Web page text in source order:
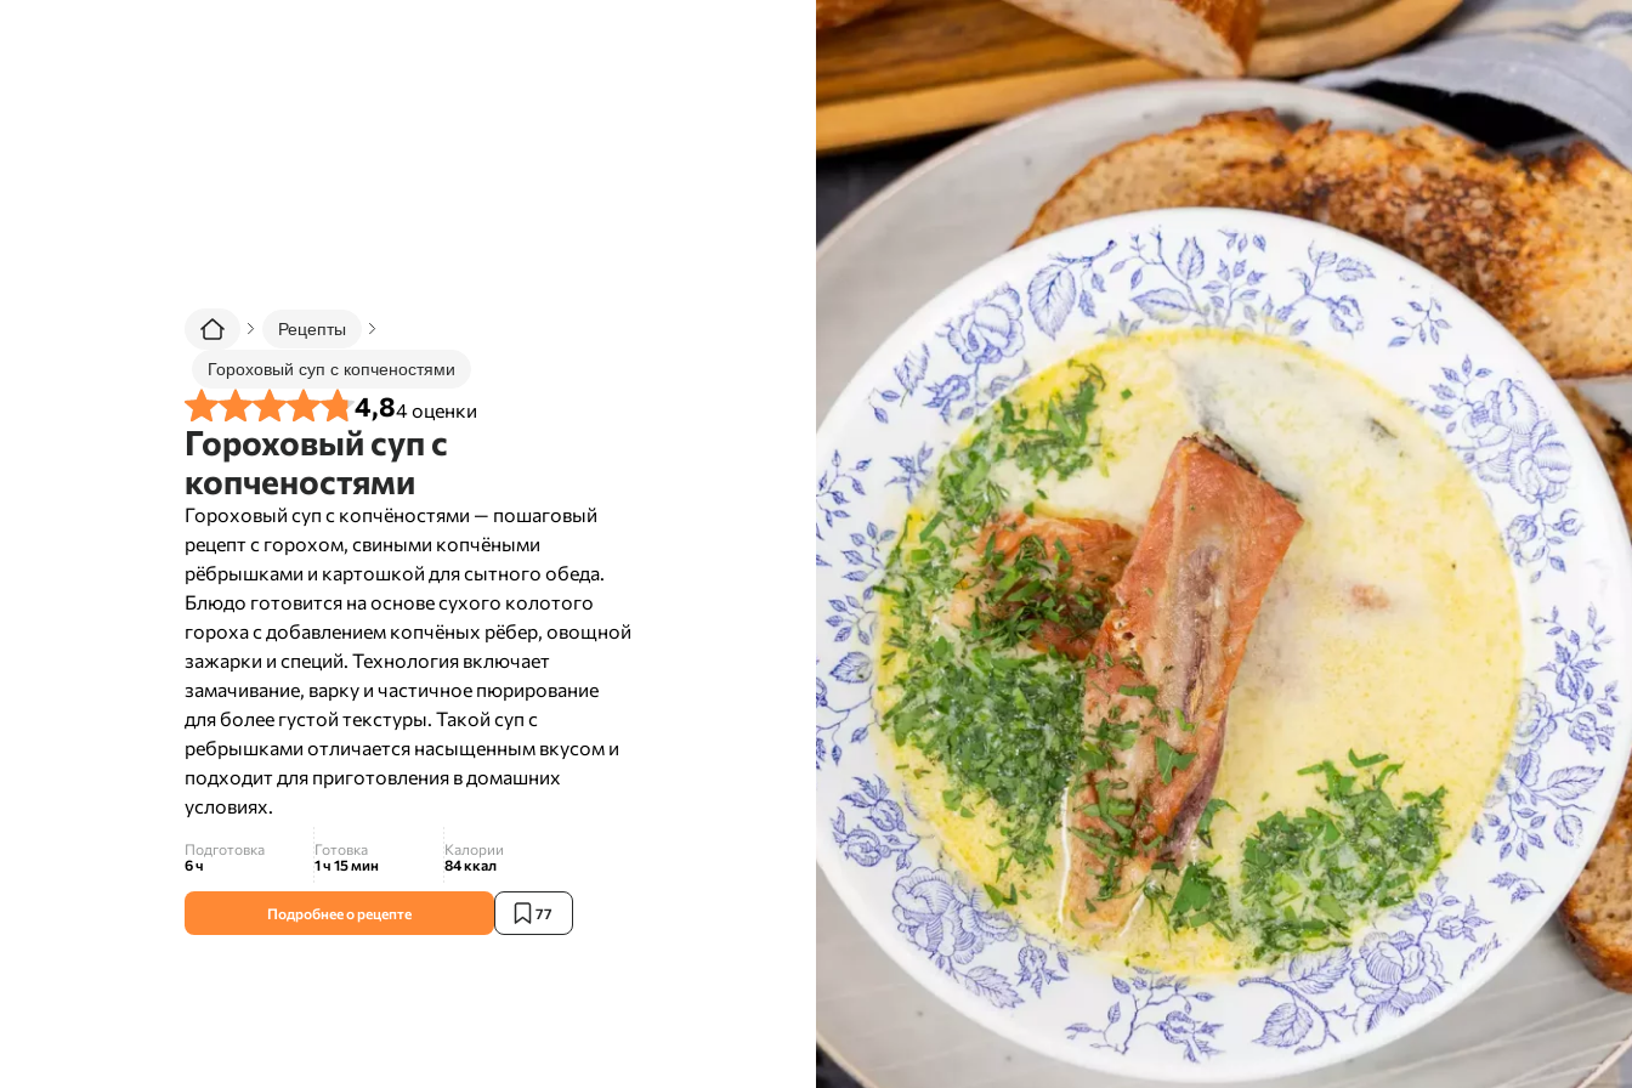
Рецепты
Гороховый суп с копченостями
4,84оценки
Гороховый суп с
копченостями
Гороховый суп с копчёностями — пошаговый
рецепт с горохом, свиными копчёными
рёбрышками и картошкой для сытного обеда.
Блюдо готовится на основе сухого колотого
гороха с добавлением копчёных рёбер, овощной
зажарки и специй. Технология включает
замачивание, варку и частичное пюрирование
для более густой текстуры. Такой суп с
ребрышками отличается насыщенным вкусом и
подходит для приготовления в домашних
условиях.
Подготовка
6 ч
Готовка
1 ч 15 мин
Калории
84ккал
Подробнее о рецепте 77